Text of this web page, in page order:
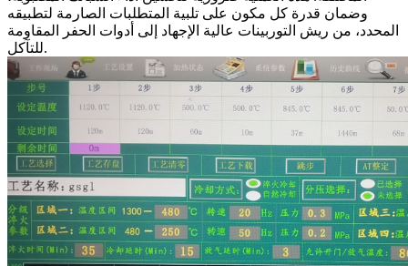
وضمان قدرة كل مكون على تلبية المتطلبات الصارمة لتطبيقه
المحدد، من ريش التوربينات عالية الإجهاد إلى أدوات الحفر المقاومة
للتآكل.